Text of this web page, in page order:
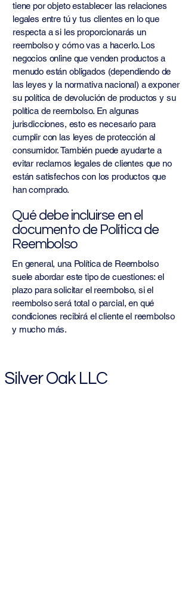
tiene por objeto establecer las relaciones
legales entre tú y tus clientes en lo que
respecta a si les proporcionarás un
reembolso y cómo vas a hacerlo. Los
negocios online que venden productos a
menudo están obligados (dependiendo de
las leyes y la normativa nacional) a exponer
su política de devolución de productos y su
política de reembolso. En algunas
jurisdicciones, esto es necesario para
cumplir con las leyes de protección al
consumidor. También puede ayudarte a
evitar reclamos legales de clientes que no
están satisfechos con los productos que
han comprado.
Qué debe incluirse en el
documento de Política de
Reembolso
En general, una Política de Reembolso
suele abordar este tipo de cuestiones: el
plazo para solicitar el reembolso, si el
reembolso será total o parcial, en qué
condiciones recibirá el cliente el reembolso
y mucho más.
Silver Oak LLC